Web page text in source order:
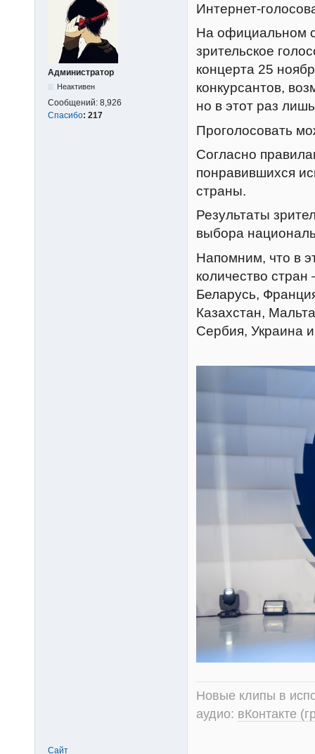
Администратор
Неактивен
Сообщений: 8,926
Спасибо: 217
Интернет-
На официальном
зрительское
концерта 25
конкурсантов,
но в этот раз
Проголосовать
Согласно
понравившихся
страны.
Результаты
выбора
Напомним, что в
количество
Беларусь,
Казахстан,
Сербия, Украина
Новые клипы в
аудио: вКонтакте
Сайт